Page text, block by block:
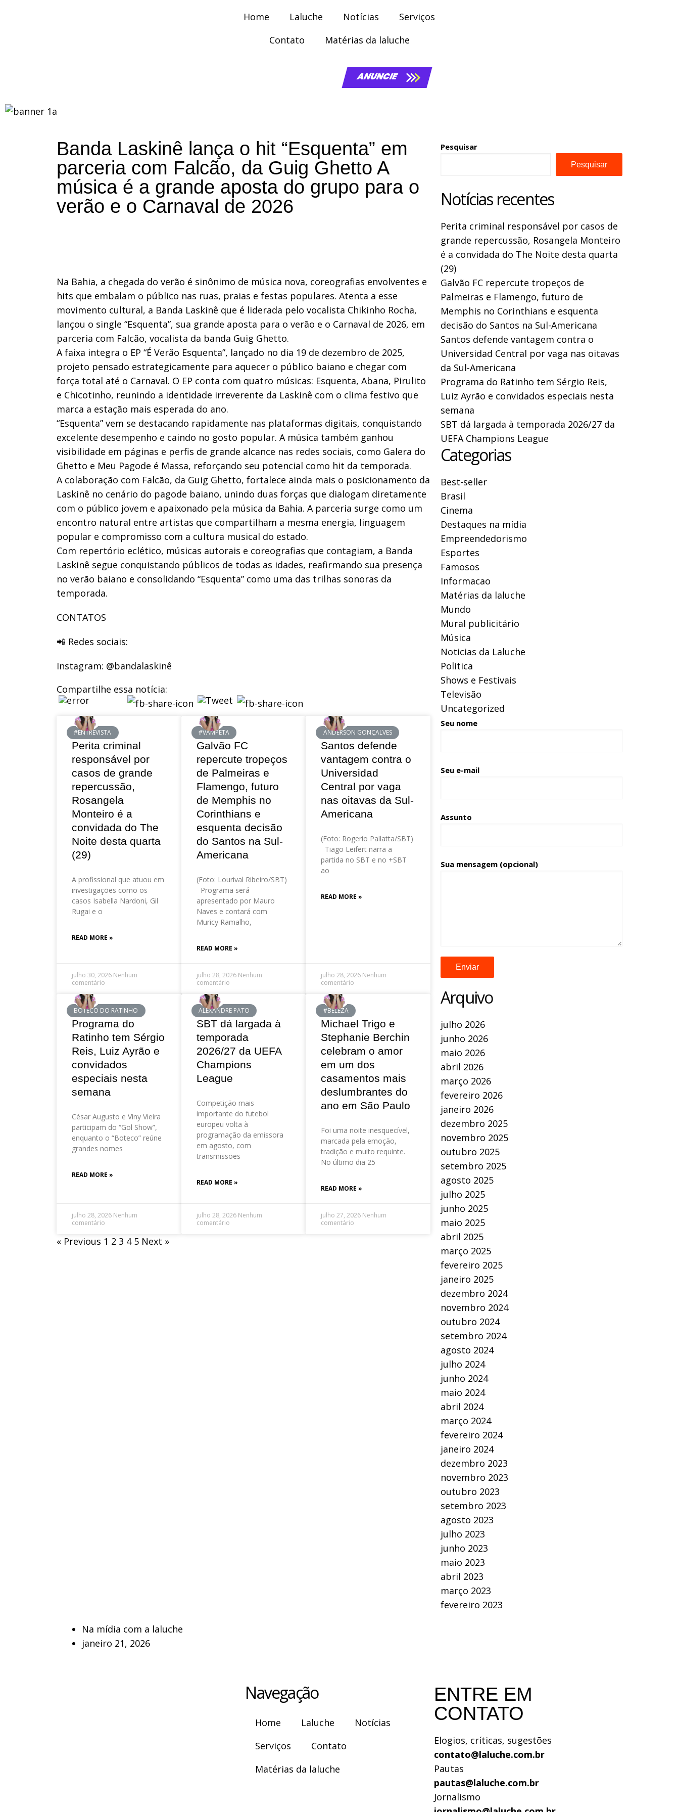
Home Laluche Notícias
Serviços
Contato
Matérias da laluche
ANUNCIE
Banda Laskinê lança o hit “Esquenta” em
parceria com Falcão, da Guig Ghetto A
música é a grande aposta do grupo para o
verão e o Carnaval de 2026
Na Bahia, a chegada do verão é sinônimo de música nova, coreografias envolventes e
hits que embalam o público nas ruas, praias e festas populares. Atenta a esse
movimento cultural, a Banda Laskinê que é liderada pelo vocalista Chikinho Rocha,
lançou o single “Esquenta”, sua grande aposta para o verão e o Carnaval de 2026, em
parceria com Falcão, vocalista da banda Guig Ghetto.
A faixa integra o EP “É Verão Esquenta”, lançado no dia 19 de dezembro de 2025,
projeto pensado estrategicamente para aquecer o público baiano e chegar com
força total até o Carnaval. O EP conta com quatro músicas: Esquenta, Abana, Pirulito
e Chicotinho, reunindo a identidade irreverente da Laskinê com o clima festivo que
marca a estação mais esperada do ano.
“Esquenta” vem se destacando rapidamente nas plataformas digitais, conquistando
excelente desempenho e caindo no gosto popular. A música também ganhou
visibilidade em páginas e perfis de grande alcance nas redes sociais, como Galera do
Ghetto e Meu Pagode é Massa, reforçando seu potencial como hit da temporada.
A colaboração com Falcão, da Guig Ghetto, fortalece ainda mais o posicionamento da
Laskinê no cenário do pagode baiano, unindo duas forças que dialogam diretamente
com o público jovem e apaixonado pela música da Bahia. A parceria surge como um
encontro natural entre artistas que compartilham a mesma energia, linguagem
popular e compromisso com a cultura musical do estado.
Com repertório eclético, músicas autorais e coreografias que contagiam, a Banda
Laskinê segue conquistando públicos de todas as idades, reafirmando sua presença
no verão baiano e consolidando “Esquenta” como uma das trilhas sonoras da
temporada.
CONTATOS
📲 Redes sociais:
Instagram: @bandalaskinê
Compartilhe essa notícia:
#ENTREVISTA
Perita criminal
responsável por
casos de grande
repercussão,
Rosangela
Monteiro é a
convidada do The
Noite desta quarta
(29)
A profissional que atuou em
investigações como os
casos Isabella Nardoni, Gil
Rugai e o
READ MORE »
julho 30, 2026 Nenhum
comentário
#VAMPETA
Galvão FC
repercute tropeços
de Palmeiras e
Flamengo, futuro
de Memphis no
Corinthians e
esquenta decisão
do Santos na Sul-
Americana
(Foto: Lourival Ribeiro/SBT)
Programa será
apresentado por Mauro
Naves e contará com
Muricy Ramalho,
READ MORE »
julho 28, 2026 Nenhum
comentário
ANDERSON GONÇALVES
Santos defende
vantagem contra o
Universidad
Central por vaga
nas oitavas da Sul-
Americana
(Foto: Rogerio Pallatta/SBT)
Tiago Leifert narra a
partida no SBT e no +SBT
ao
READ MORE »
julho 28, 2026 Nenhum
comentário
BOTECO DO RATINHO
Programa do
Ratinho tem Sérgio
Reis, Luiz Ayrão e
convidados
especiais nesta
semana
César Augusto e Viny Vieira
participam do “Gol Show”,
enquanto o “Boteco” reúne
grandes nomes
READ MORE »
julho 28, 2026 Nenhum
comentário
ALEXANDRE PATO
SBT dá largada à
temporada
2026/27 da UEFA
Champions
League
Competição mais
importante do futebol
europeu volta à
programação da emissora
em agosto, com
transmissões
READ MORE »
julho 28, 2026 Nenhum
comentário
#BELEZA
Michael Trigo e
Stephanie Berchin
celebram o amor
em um dos
casamentos mais
deslumbrantes do
ano em São Paulo
Foi uma noite inesquecível,
marcada pela emoção,
tradição e muito requinte.
No último dia 25
READ MORE »
julho 27, 2026 Nenhum
comentário
« Previous 1 2 3 4 5 Next »
Pesquisar
Pesquisar
Notícias recentes
Perita criminal responsável por casos de
grande repercussão, Rosangela Monteiro
é a convidada do The Noite desta quarta
(29)
Galvão FC repercute tropeços de
Palmeiras e Flamengo, futuro de
Memphis no Corinthians e esquenta
decisão do Santos na Sul-Americana
Santos defende vantagem contra o
Universidad Central por vaga nas oitavas
da Sul-Americana
Programa do Ratinho tem Sérgio Reis,
Luiz Ayrão e convidados especiais nesta
semana
SBT dá largada à temporada 2026/27 da
UEFA Champions League
Categorias
Best-seller
Brasil
Cinema
Destaques na mídia
Empreendedorismo
Esportes
Famosos
Informacao
Matérias da laluche
Mundo
Mural publicitário
Música
Noticias da Laluche
Politica
Shows e Festivais
Televisão
Uncategorized
Seu nome
Seu e-mail
Assunto
Sua mensagem (opcional)
Arquivo
julho 2026
junho 2026
maio 2026
abril 2026
março 2026
fevereiro 2026
janeiro 2026
dezembro 2025
novembro 2025
outubro 2025
setembro 2025
agosto 2025
julho 2025
junho 2025
maio 2025
abril 2025
março 2025
fevereiro 2025
janeiro 2025
dezembro 2024
novembro 2024
outubro 2024
setembro 2024
agosto 2024
julho 2024
junho 2024
maio 2024
abril 2024
março 2024
fevereiro 2024
janeiro 2024
dezembro 2023
novembro 2023
outubro 2023
setembro 2023
agosto 2023
julho 2023
junho 2023
maio 2023
abril 2023
março 2023
fevereiro 2023
Na mídia com a laluche
janeiro 21, 2026
Navegação
Home Laluche
Notícias
Serviços
Contato
Matérias da laluche
ENTRE EM
CONTATO
Elogios, críticas, sugestões
contato@laluche.com.br
Pautas
pautas@laluche.com.br
Jornalismo